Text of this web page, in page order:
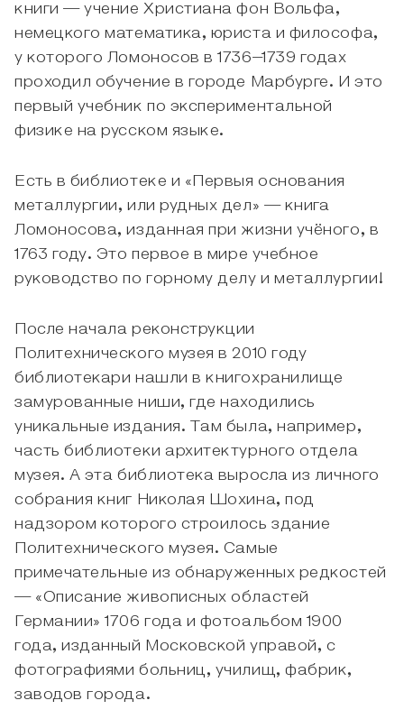
книги — учение Христиана фон Вольфа,
немецкого математика, юриста и философа,
у которого Ломоносов в 1736–1739 годах
проходил обучение в городе Марбурге. И это
первый учебник по экспериментальной
физике на русском языке.
Есть в библиотеке и «Первыя основания
металлургии, или рудных дел» — книга
Ломоносова, изданная при жизни учёного, в
1763 году. Это первое в мире учебное
руководство по горному делу и металлургии!
После начала реконструкции
Политехнического музея в 2010 году
библиотекари нашли в книгохранилище
замурованные ниши, где находились
уникальные издания. Там была, например,
часть библиотеки архитектурного отдела
музея. А эта библиотека выросла из личного
собрания книг Николая Шохина, под
надзором которого строилось здание
Политехнического музея. Самые
примечательные из обнаруженных редкостей
— «Описание живописных областей
Германии» 1706 года и фотоальбом 1900
года, изданный Московской управой, с
фотографиями больниц, училищ, фабрик,
заводов города.